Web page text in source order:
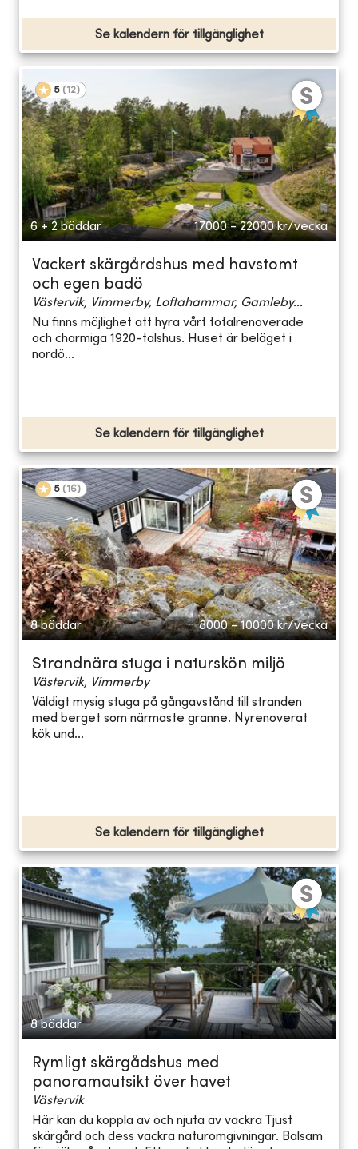
Se kalendern för tillgänglighet
5 (12)
6 + 2 bäddar 17000 - 22000 kr/vecka
Vackert skärgårdshus med havstomt
och egen badö
Västervik, Vimmerby, Loftahammar, Gamleby...
Nu finns möjlighet att hyra vårt totalrenoverade
och charmiga 1920-talshus. Huset är beläget i
nordö...
Se kalendern för tillgänglighet
5 (16)
8 bäddar 8000 - 10000 kr/vecka
Strandnära stuga i naturskön miljö
Västervik, Vimmerby
Väldigt mysig stuga på gångavstånd till stranden
med berget som närmaste granne. Nyrenoverat
kök und...
Se kalendern för tillgänglighet
8 bäddar
Rymligt skärgådshus med
panoramautsikt över havet
Västervik
Här kan du koppla av och njuta av vackra Tjust
skärgård och dess vackra naturomgivningar. Balsam